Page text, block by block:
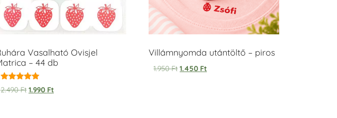
Vasalható Ovisjel
– 44 db
Értékelés:
5.00
2.490Ft 1.990 Ft
Villámnyomda utántöltő – piros
1.950Ft 1.450 Ft